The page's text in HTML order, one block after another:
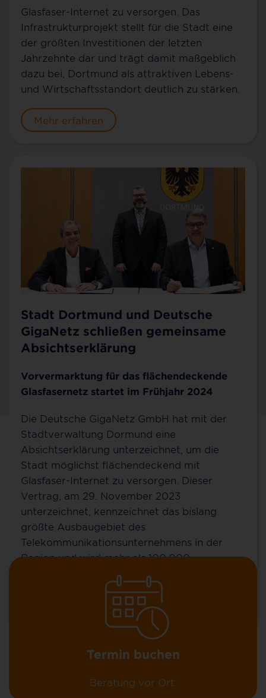
Glasfaser-Internet zu versorgen. Das
Infrastrukturprojekt stellt für die Stadt eine
der größten Investitionen der letzten
Jahrzehnte dar und trägt damit maßgeblich
dazu bei, Dortmund als attraktiven Lebens-
und Wirtschaftsstandort deutlich zu stärken.
Mehr erfahren
Stadt Dortmund und Deutsche
GigaNetz schließen gemeinsame
Absichtserklärung
Vorvermarktung für das flächendeckende
Glasfasernetz startet im Frühjahr 2024
Die Deutsche GigaNetz GmbH hat mit der
Stadtverwaltung Dormund eine
Absichtserklärung unterzeichnet, um die
Stadt möglichst flächendeckend mit
Glasfaser-Internet zu versorgen. Dieser
Vertrag, am 29. November 2023
unterzeichnet, kennzeichnet das bislang
größte Ausbaugebiet des
Telekommunikationsunternehmens in der
Region und wird mehr als 100.000
Wohneinheiten umfassen.
Kontakt für Dortmund
Sie möchten mehr über 100 % Glasfaser bis ins
Zuhause (FTTH), über unsere günstigen MyNet-
Tarife und unsere Zusatzoptionen erfahren? Oder
Sie wollen schon einen Vertrag abschließen?
Termin buchen
Beratung vor Ort.